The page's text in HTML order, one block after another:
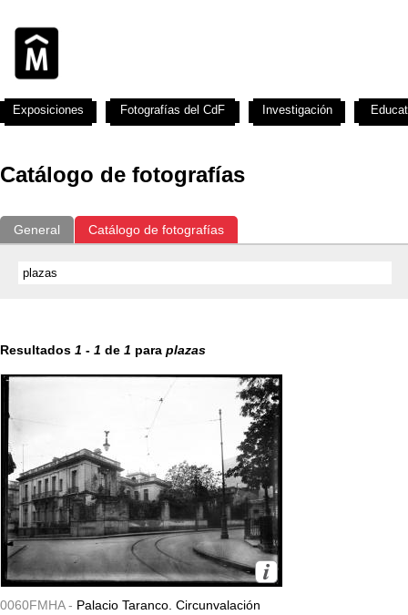
Catálogo de fotografías
General Catálogo de fotografías
Resultados 1 - 1 de 1 para plazas
0060FMHA - Palacio Taranco. Circunvalación
Exposiciones Fotografías del CdF Investigación